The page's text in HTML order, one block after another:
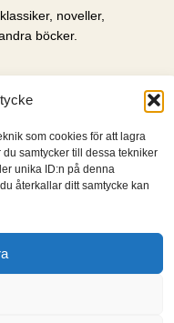
som cookies för att lagra
samtycker till dessa tekniker
unika ID:n på denna
återkallar ditt samtycke kan
noveller,
böcker.